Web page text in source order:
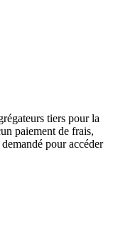
tiers pour la
paiement de frais,
pour accéder